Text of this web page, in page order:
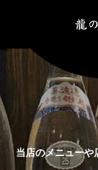
当店のメニューや